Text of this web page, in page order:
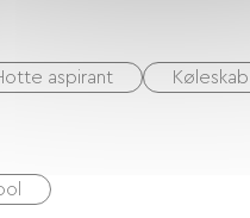
aspirant Køleskab